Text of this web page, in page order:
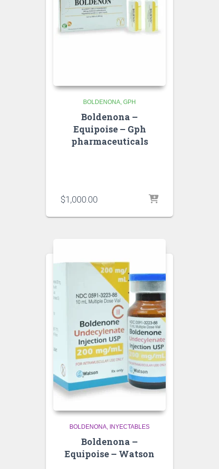
BOLDENONA GPH
Boldenona –
Equipoise – Gph
pharmaceuticals
$1,000.00
BOLDENONA INYECTABLES
Boldenona –
Equipoise – Watson